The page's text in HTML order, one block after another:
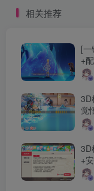
安卓客户端+详细教程
相关推荐
[
+
文
3D
觉
对
+
3D
+
建